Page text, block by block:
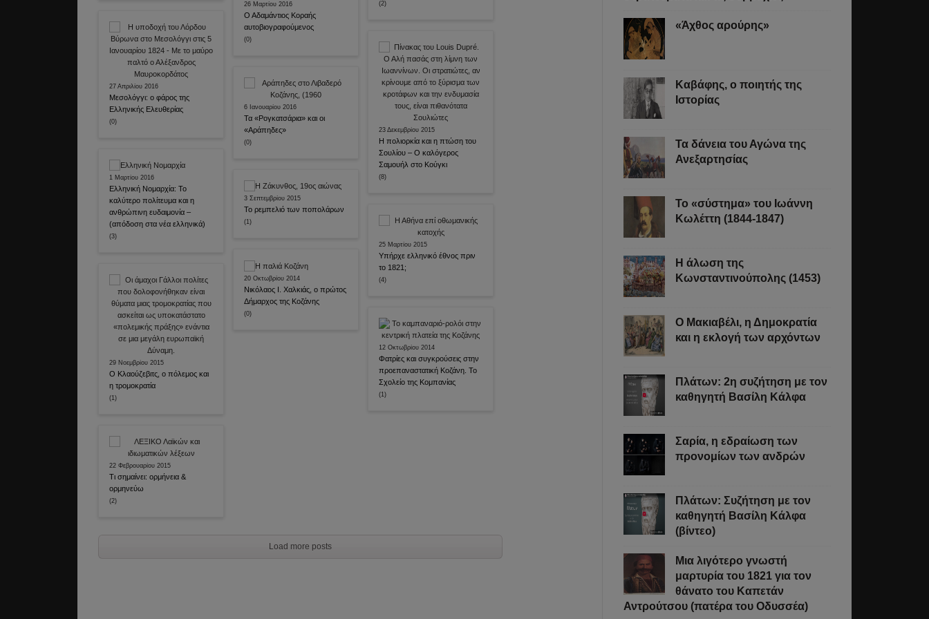
27 Απριλίου 2016
Μεσολόγγι: ο φάρος της
Ελληνικής Ελευθερίας
(0)
1 Μαρτίου 2016
Ελληνική Νομαρχία: Το
καλύτερο πολίτευμα και η
ανθρώπινη ευδαιμονία –
(απόδοση στα νέα ελληνικά)
(3)
29 Νοεμβρίου 2015
Ο Κλαούζεβιτς, ο πόλεμος και
η τρομοκρατία
(1)
22 Φεβρουαρίου 2015
Τι σημαίνει: ορμήνεια &
ορμηνεύω
(2)
26 Μαρτίου 2016
Ο Αδαμάντιος Κοραής
αυτοβιογραφούμενος
(0)
6 Ιανουαρίου 2016
Τα «Ρογκατσάρια» και οι
«Αράπηδες»
(0)
3 Σεπτεμβρίου 2015
Το ρεμπελιό των ποπολάρων
(1)
20 Οκτωβρίου 2014
Νικόλαος Ι. Χαλκιάς, ο πρώτος
Δήμαρχος της Κοζάνης
(0)
(2)
23 Δεκεμβρίου 2015
Η πολιορκία και η πτώση του
Σουλίου – Ο καλόγερος
Σαμουήλ στο Κούγκι
(8)
25 Μαρτίου 2015
Υπήρχε ελληνικό έθνος πριν
το 1821;
(4)
12 Οκτωβρίου 2014
Φατρίες και συγκρούσεις στην
προεπαναστατική Κοζάνη. Το
Σχολείο της Κομπανίας
(1)
Load more posts
«Άχθος αρούρης»
Καβάφης, ο ποιητής της
Ιστορίας
Τα δάνεια του Αγώνα της
Ανεξαρτησίας
Το «σύστημα» του Ιωάννη
Κωλέττη (1844-1847)
Η άλωση της
Κωνσταντινούπολης (1453)
Ο Μακιαβέλι, η Δημοκρατία
και η εκλογή των αρχόντων
Πλάτων: 2η συζήτηση με τον
καθηγητή Βασίλη Κάλφα
Σαρία, η εδραίωση των
προνομίων των ανδρών
Πλάτων: Συζήτηση με τον
καθηγητή Βασίλη Κάλφα
(βίντεο)
Μια λιγότερο γνωστή
μαρτυρία του 1821 για τον
θάνατο του Καπετάν
Αντρούτσου (πατέρα του Οδυσσέα)